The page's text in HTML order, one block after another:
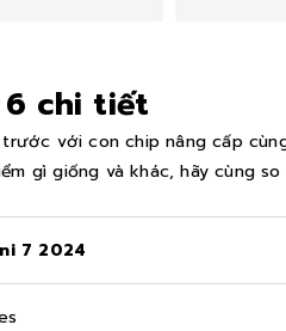
6 chi tiết
với con chip nâng cấp
gì giống và khác, hãy cùng so
7 2024